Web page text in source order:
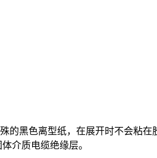
黑色离型纸，在展开时不会粘
介质电缆绝缘层。